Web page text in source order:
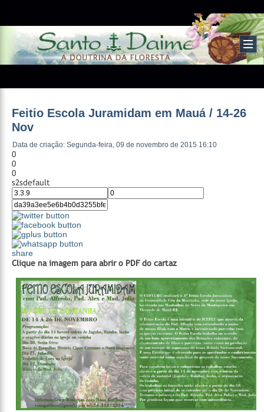
Feitio Escola Juramidam em Mauá / 14-26
Nov
Data de criação: Segunda-feira, 09 de novembro de 2015 16:10
0
0
0
s2sdefault
share
Clique na imagem para abrir o PDF do cartaz